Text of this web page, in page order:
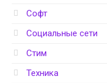
Софт
Социальные сети
Стим
Техника